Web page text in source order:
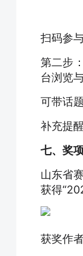
扫码参
第二步
台浏览
可带话
补充提
七、奖
山东省
获得
获奖作